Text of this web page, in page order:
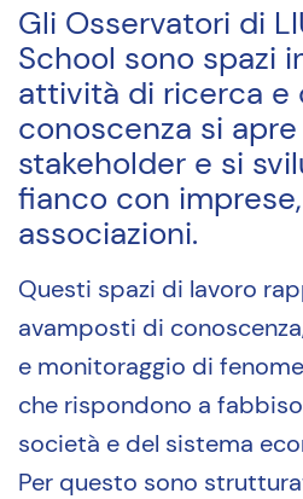
Gli Osservatori di
School sono spazi
attività di ricerca e
conoscenza si apre
stakeholder e si
fianco con
associazioni.
Questi spazi di lavoro
avamposti di
e monitoraggio di
che rispondono a
società e del sistema
Per questo sono